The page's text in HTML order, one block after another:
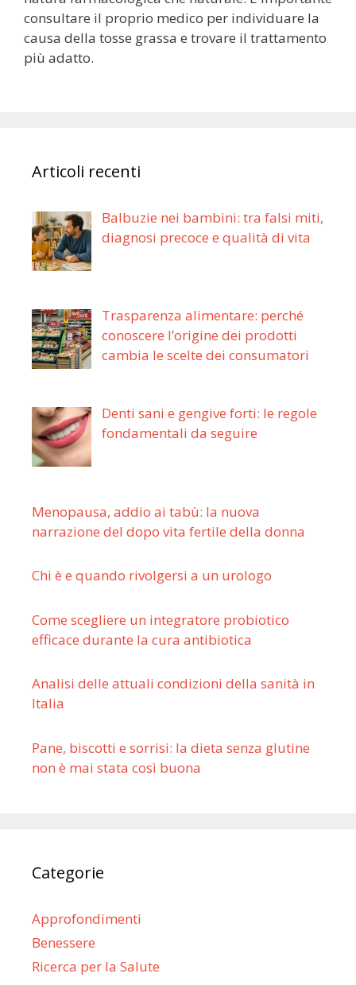
consultare il proprio medico per individuare la
causa della tosse grassa e trovare il trattamento
più adatto.
Articoli recenti
Balbuzie nei bambini: tra falsi miti,
diagnosi precoce e qualità di vita
Trasparenza alimentare: perché
conoscere l’origine dei prodotti
cambia le scelte dei consumatori
Denti sani e gengive forti: le regole
fondamentali da seguire
Menopausa, addio ai tabù: la nuova
narrazione del dopo vita fertile della donna
Chi è e quando rivolgersi a un urologo
Come scegliere un integratore probiotico
efficace durante la cura antibiotica
Analisi delle attuali condizioni della sanità in
Italia
Pane, biscotti e sorrisi: la dieta senza glutine
non è mai stata così buona
Categorie
Approfondimenti
Benessere
Ricerca per la Salute